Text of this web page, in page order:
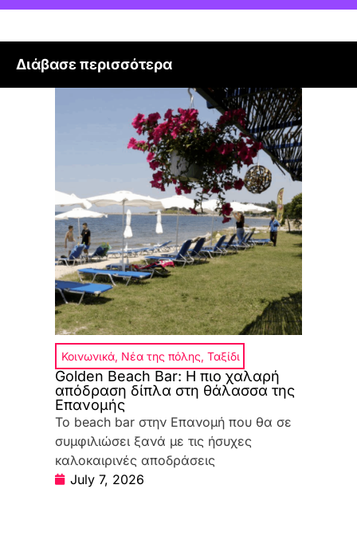
Διάβασε περισσότερα
Κοινωνικά, Νέα της πόλης, Ταξίδι
Golden Beach Bar: Η πιο χαλαρή
απόδραση δίπλα στη θάλασσα της
Επανομής
Το beach bar στην Επανομή που θα σε
συμφιλιώσει ξανά με τις ήσυχες
καλοκαιρινές αποδράσεις
July 7, 2026